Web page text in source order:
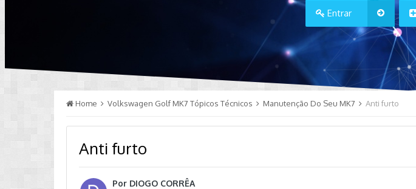
Entrar
Home Volkswagen Golf MK7 Tópicos Técnicos Manutenção Do Seu MK7 Anti furto
Anti furto
Por DIOGO CORRÊA